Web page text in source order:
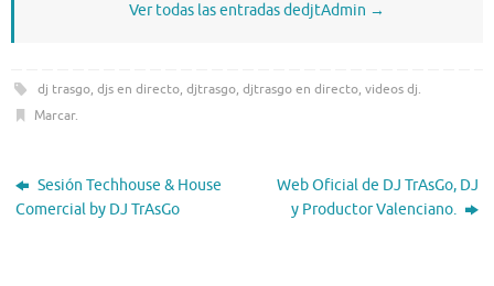
Ver todas las entradas dedjtAdmin →
dj trasgo, djs en directo, djtrasgo, djtrasgo en directo, videos dj.
Marcar.
Sesión Techhouse & House
Comercial by DJ TrAsGo
Web Oficial de DJ TrAsGo, DJ
y Productor Valenciano.